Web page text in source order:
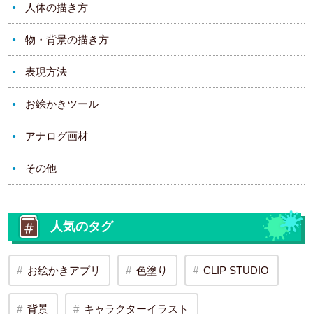
人体の描き方
物・背景の描き方
表現方法
お絵かきツール
アナログ画材
その他
人気のタグ
お絵かきアプリ 色塗り CLIP STUDIO
背景 キャラクターイラスト